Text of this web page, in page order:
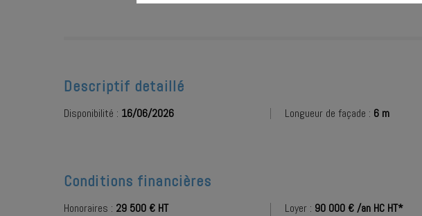
Descriptif detaillé
Disponibilité : 16/06/2026 Longueur de façade : 6 m
Conditions financières
Honoraires : 29 500 € HT
Loyer : 90 000 € /an HC HT*